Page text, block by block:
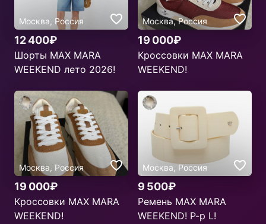
Москва, Россия
12 400₽
Шорты MAX MARA
WEEKEND лето 2026!
Москва, Россия
19 000₽
Кроссовки MAX MARA
WEEKEND!
Москва, Россия
19 000₽
Кроссовки MAX MARA
WEEKEND!
Москва, Россия
9 500₽
Ремень MAX MARA
WEEKEND! Р-р L!